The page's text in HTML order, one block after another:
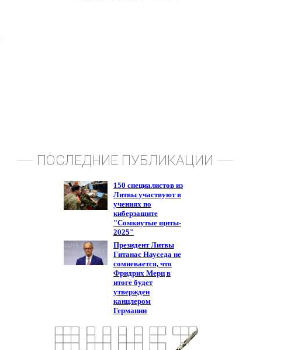
ПОСЛЕДНИЕ ПУБЛИКАЦИИ